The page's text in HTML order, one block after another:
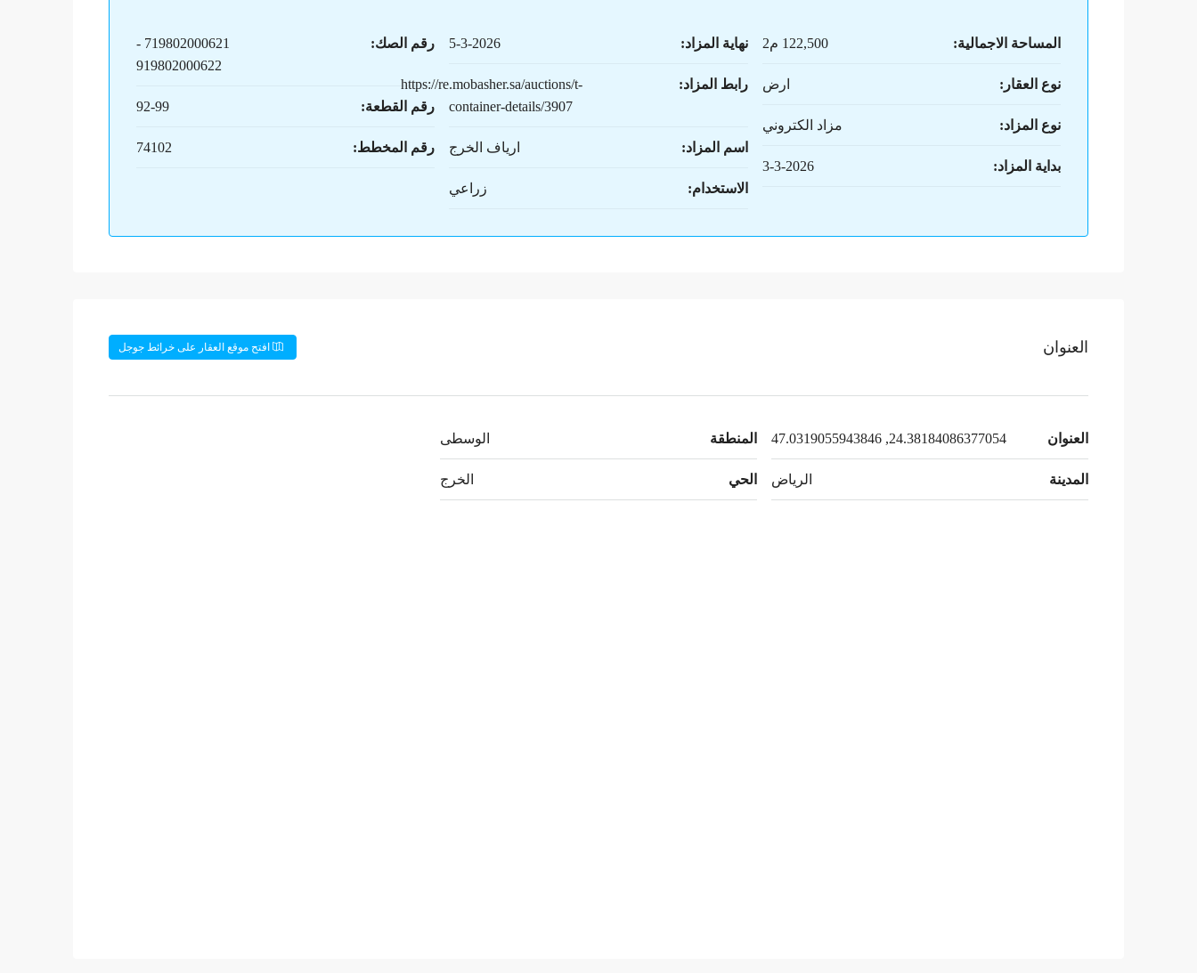
المساحة الاجمالية: 122,500 م2
نوع العقار: ارض
نوع المزاد: مزاد الكتروني
بداية المزاد: 3-3-2026
نهاية المزاد: 5-3-2026
رابط المزاد:
https://re.mobasher.sa/auctions/t-
container-details/3907
اسم المزاد: ارياف الخرج
الاستخدام: زراعي
رقم الصك:
719802000621 -
919802000622
رقم القطعة: 92-99
رقم المخطط: 74102
العنوان افتح موقع العقار على خرائط جوجل
العنوان 24.38184086377054, 47.0319055943846
المدينة الرياض
المنطقة الوسطى
الحي الخرج